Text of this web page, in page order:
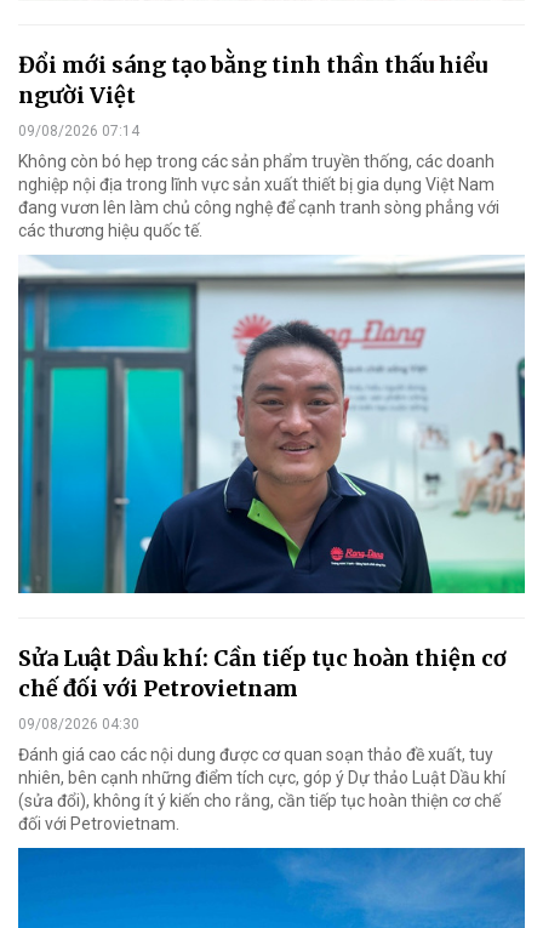
Đổi mới sáng tạo bằng tinh thần thấu hiểu
người Việt
09/08/2026 07:14
Không còn bó hẹp trong các sản phẩm truyền thống, các doanh
nghiệp nội địa trong lĩnh vực sản xuất thiết bị gia dụng Việt Nam
đang vươn lên làm chủ công nghệ để cạnh tranh sòng phẳng với
các thương hiệu quốc tế.
Sửa Luật Dầu khí: Cần tiếp tục hoàn thiện cơ
chế đối với Petrovietnam
09/08/2026 04:30
Đánh giá cao các nội dung được cơ quan soạn thảo đề xuất, tuy
nhiên, bên cạnh những điểm tích cực, góp ý Dự thảo Luật Dầu khí
(sửa đổi), không ít ý kiến cho rằng, cần tiếp tục hoàn thiện cơ chế
đối với Petrovietnam.